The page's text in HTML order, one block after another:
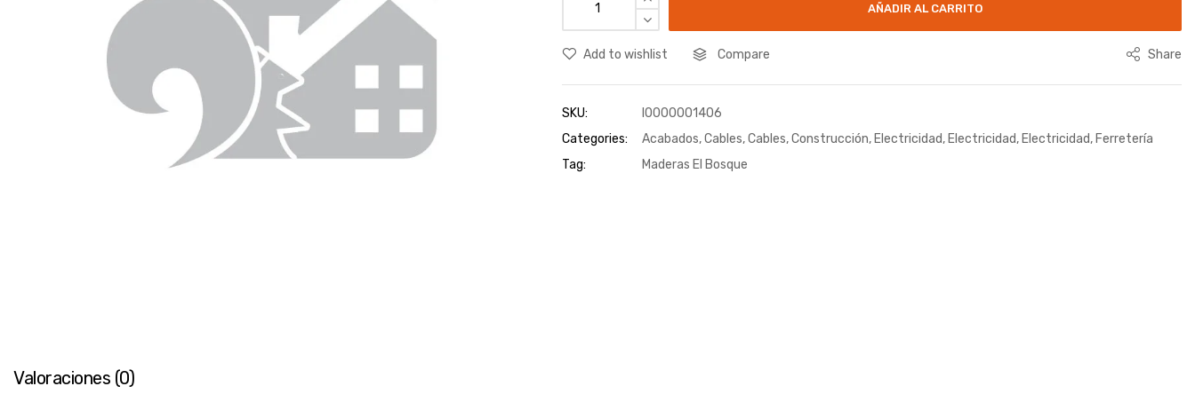
AÑADIR AL CARRITO
Add to wishlist Compare Share
SKU:
I0000001406
Categories:
Acabados,Cables,Cables,Construcción, Electricidad, Electricidad, Electricidad, Ferretería
Tag:
Maderas El Bosque
Valoraciones (0)